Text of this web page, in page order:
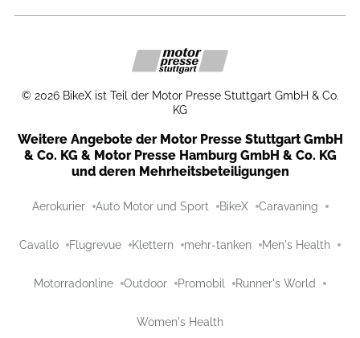
© 2026 BikeX ist Teil der Motor Presse Stuttgart GmbH & Co.
KG
Weitere Angebote der Motor Presse Stuttgart GmbH
& Co. KG & Motor Presse Hamburg GmbH & Co. KG
und deren Mehrheitsbeteiligungen
Aerokurier Auto Motor und Sport BikeX Caravaning
Cavallo Flugrevue Klettern mehr-tanken Men's Health
Motorradonline Outdoor Promobil Runner's World
Women's Health